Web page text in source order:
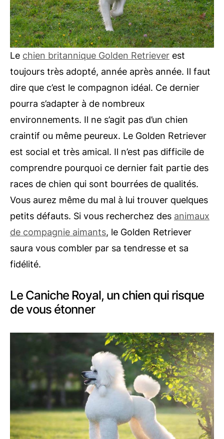
Le chien britannique Golden Retriever est
toujours très adopté, année après année. Il faut
dire que c’est le compagnon idéal. Ce dernier
pourra s’adapter à de nombreux
environnements. Il ne s’agit pas d’un chien
craintif ou même peureux. Le Golden Retriever
est social et très amical. Il n’est pas difficile de
comprendre pourquoi ce dernier fait partie des
races de chien qui sont bourrées de qualités.
Vous aurez même du mal à lui trouver quelques
petits défauts. Si vous recherchez des animaux
de compagnie aimants, le Golden Retriever
saura vous combler par sa tendresse et sa
fidélité.
Le Caniche Royal, un chien qui risque
de vous étonner